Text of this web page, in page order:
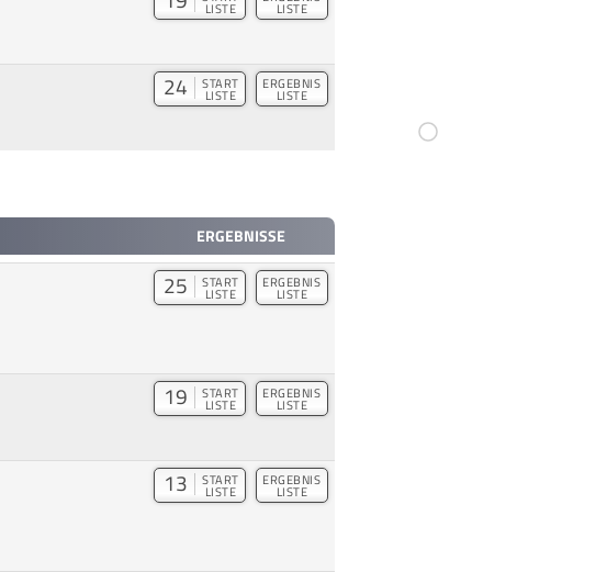
LISTE LISTE
24 START
LISTE
ERGEBNIS
LISTE
ERGEBNISSE
25 START
LISTE
ERGEBNIS
LISTE
19 START
LISTE
ERGEBNIS
LISTE
13 START
LISTE
ERGEBNIS
LISTE